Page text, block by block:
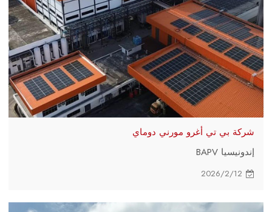
شركة بي تي أغرو مورني دوماي
إندونيسيا BAPV
2026/2/12